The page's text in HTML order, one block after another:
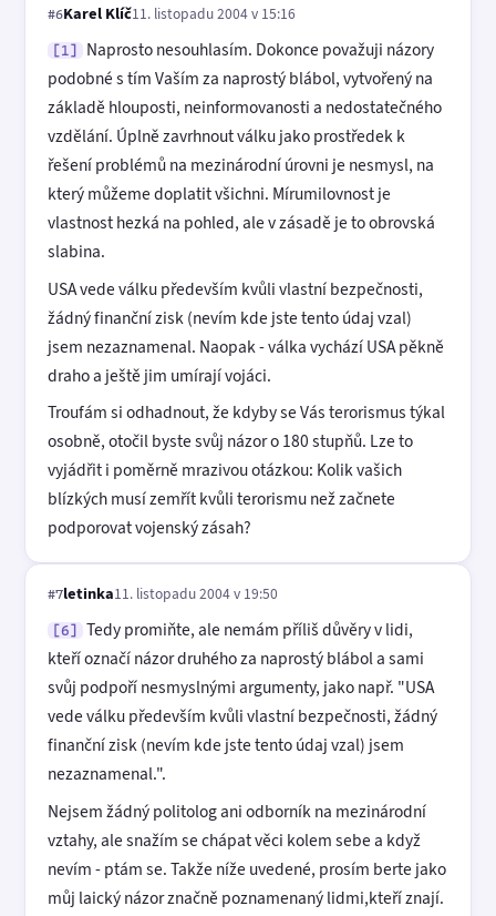
#6Karel Klíč11. listopadu 2004 v 15:16
[1]
Naprosto nesouhlasím. Dokonce považuji názory
podobné s tím Vaším za naprostý blábol, vytvořený na
základě hlouposti, neinformovanosti a nedostatečného
vzdělání. Úplně zavrhnout válku jako prostředek k
řešení problémů na mezinárodní úrovni je nesmysl, na
který můžeme doplatit všichni. Mírumilovnost je
vlastnost hezká na pohled, ale v zásadě je to obrovská
slabina.
USA vede válku především kvůli vlastní bezpečnosti,
žádný finanční zisk (nevím kde jste tento údaj vzal)
jsem nezaznamenal. Naopak - válka vychází USA pěkně
draho a ještě jim umírají vojáci.
Troufám si odhadnout, že kdyby se Vás terorismus týkal
osobně, otočil byste svůj názor o 180 stupňů. Lze to
vyjádřit i poměrně mrazivou otázkou: Kolik vašich
blízkých musí zemřít kvůli terorismu než začnete
podporovat vojenský zásah?
#7letinka11. listopadu 2004 v 19:50
[6]
Tedy promiňte, ale nemám příliš důvěry v lidi,
kteří označí názor druhého za naprostý blábol a sami
svůj podpoří nesmyslnými argumenty, jako např. "USA
vede válku především kvůli vlastní bezpečnosti, žádný
finanční zisk (nevím kde jste tento údaj vzal) jsem
nezaznamenal.".
Nejsem žádný politolog ani odborník na mezinárodní
vztahy, ale snažím se chápat věci kolem sebe a když
nevím - ptám se. Takže níže uvedené, prosím berte jako
můj laický názor značně poznamenaný lidmi,kteří znají.